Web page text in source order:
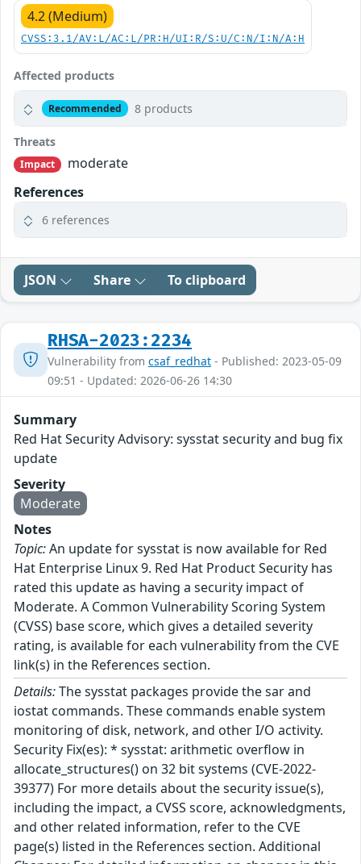
4.2 (Medium)
CVSS:3.1/AV:L/AC:L/PR:H/UI:R/S:U/C:N/I:N/A:H
Affected products
Recommended 8 products
Threats
Impact
moderate
References
6 references
JSON Share To clipboard
RHSA-2023:2234
Vulnerability from csaf_redhat - Published: 2023-05-09
09:51 - Updated: 2026-06-26 14:30
Summary
Red Hat Security Advisory: sysstat security and bug fix
update
Severity
Moderate
Notes
Topic:An update for sysstat is now available for Red
Hat Enterprise Linux 9. Red Hat Product Security has
rated this update as having a security impact of
Moderate. A Common Vulnerability Scoring System
(CVSS) base score, which gives a detailed severity
rating, is available for each vulnerability from the CVE
link(s) in the References section.
Details:The sysstat packages provide the sar and
iostat commands. These commands enable system
monitoring of disk, network, and other I/O activity.
Security Fix(es): * sysstat: arithmetic overflow in
allocate_structures() on 32 bit systems (CVE-2022-
39377) For more details about the security issue(s),
including the impact, a CVSS score, acknowledgments,
and other related information, refer to the CVE
page(s) listed in the References section. Additional